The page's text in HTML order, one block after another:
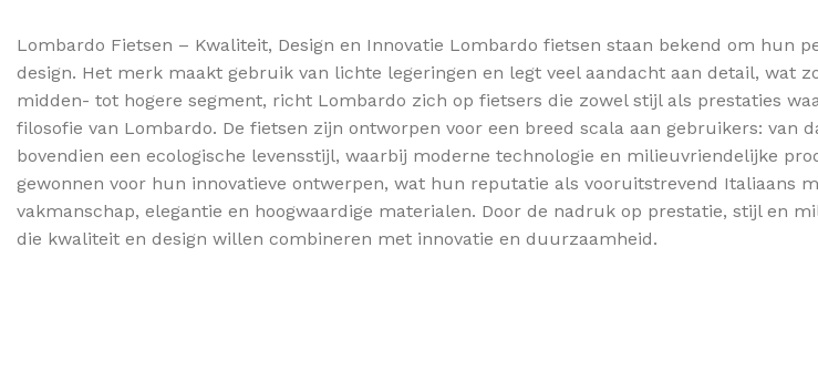
Lombardo Fietsen – Kwaliteit, Design en Innovatie Lombardo fietsen staan bekend om hun
design. Het merk maakt gebruik van lichte legeringen en legt veel aandacht aan detail, wat
midden- tot hogere segment, richt Lombardo zich op fietsers die zowel stijl als prestaties
filosofie van Lombardo. De fietsen zijn ontworpen voor een breed scala aan gebruikers:
bovendien een ecologische levensstijl, waarbij moderne technologie en milieuvriendelijke
gewonnen voor hun innovatieve ontwerpen, wat hun reputatie als vooruitstrevend Italiaans
vakmanschap, elegantie en hoogwaardige materialen. Door de nadruk op prestatie, stijl en
die kwaliteit en design willen combineren met innovatie en duurzaamheid.